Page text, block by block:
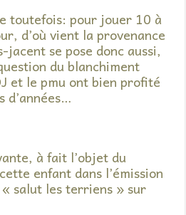
toutefois: pour jouer 10 à
d’où vient la provenance
jacent se pose donc aussi,
du blanchiment
et le pmu ont bien profité
d’années…
à fait l’objet du
enfant dans l’émission
salut les terriens » sur